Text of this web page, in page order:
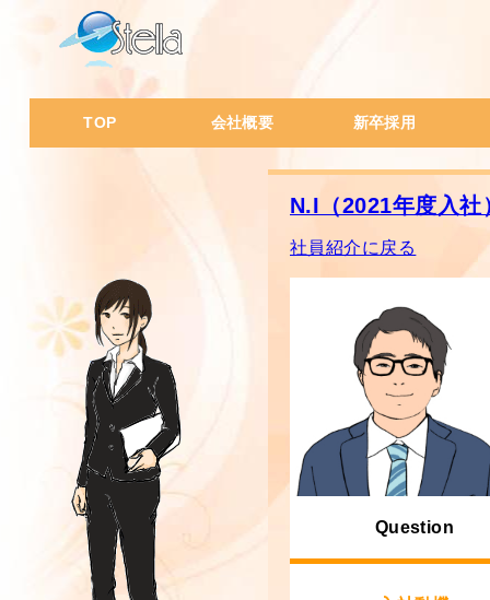
TOP 会社概要
会社概要・沿革
新卒採用
会
IT
一
経
人
ス
社
N.I（2021年度入社
社員紹介に戻る
Question